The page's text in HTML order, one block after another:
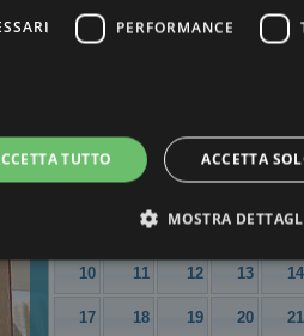
Periodo di soggiorno
Lu Ma Me Gi Ve
4 5 6 7
10 11 12 13 14
17 18 19 20 21
PERFORMANCE
TUTTO ACCETTA
MOSTRA
necessari Performance Targeting